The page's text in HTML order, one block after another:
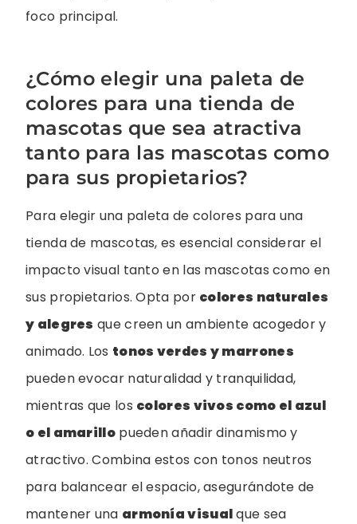
foco principal.
¿Cómo elegir una paleta de
colores para una tienda de
mascotas que sea atractiva
tanto para las mascotas como
para sus propietarios?
Para elegir una paleta de colores para una
tienda de mascotas, es esencial considerar el
impacto visual tanto en las mascotas como en
sus propietarios. Opta por colores naturales
y alegres que creen un ambiente acogedor y
animado. Los tonos verdes y marrones
pueden evocar naturalidad y tranquilidad,
mientras que los colores vivos como el azul
o el amarillopueden añadir dinamismo y
atractivo. Combina estos con tonos neutros
para balancear el espacio, asegurándote de
mantener una armonía visualque sea